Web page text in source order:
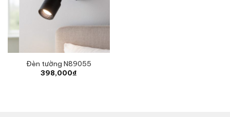
Đèn tường N89055
398,000₫